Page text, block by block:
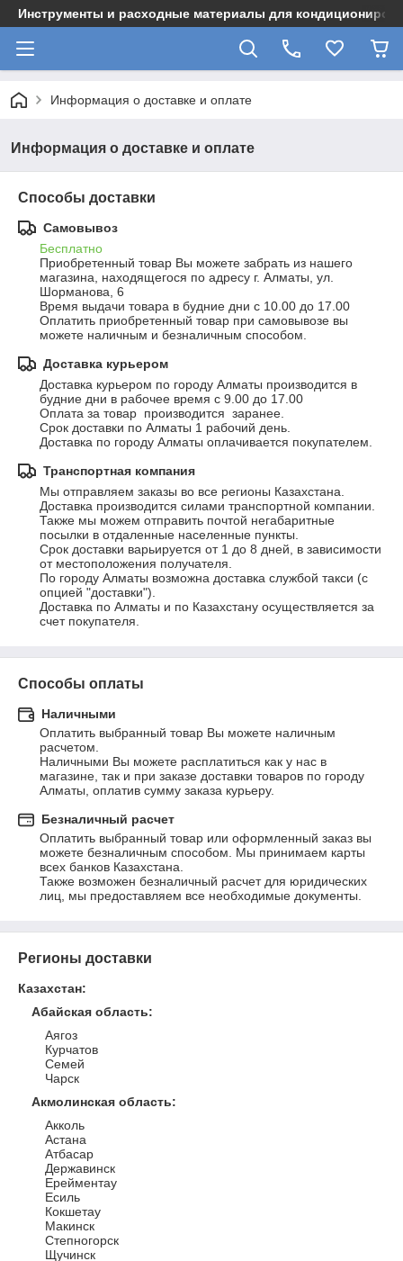
Инструменты и расходные материалы для
Информация о доставке и оплате
Информация о доставке и оплате
Способы доставки
Самовывоз
Бесплатно
Приобретенный товар Вы можете забрать из нашего
магазина, находящегося по адресу г. Алматы, ул.
Шорманова, 6
Время выдачи товара в будние дни с 10.00 до 17.00
Оплатить приобретенный товар при самовывозе вы
можете наличным и безналичным способом.
Доставка курьером
Доставка курьером по городу Алматы производится в
будние дни в рабочее время с 9.00 до 17.00
Оплата за товар  производится  заранее.
Срок доставки по Алматы 1 рабочий день.
Доставка по городу Алматы оплачивается покупателем.
Транспортная компания
Мы отправляем заказы во все регионы Казахстана.
Доставка производится силами транспортной компании.
Также мы можем отправить почтой негабаритные
посылки в отдаленные населенные пункты.
Срок доставки варьируется от 1 до 8 дней, в зависимости
от местоположения получателя.
По городу Алматы возможна доставка службой такси (с
опцией "доставки").
Доставка по Алматы и по Казахстану осуществляется за
счет покупателя.
Способы оплаты
Наличными
Оплатить выбранный товар Вы можете наличным
расчетом.
Наличными Вы можете расплатиться как у нас в
магазине, так и при заказе доставки товаров по городу
Алматы, оплатив сумму заказа курьеру.
Безналичный расчет
Оплатить выбранный товар или оформленный заказ вы
можете безналичным способом. Мы принимаем карты
всех банков Казахстана.
Также возможен безналичный расчет для юридических
лиц, мы предоставляем все необходимые документы.
Регионы доставки
Казахстан:
Абайская область:
Аягоз
Курчатов
Семей
Чарск
Акмолинская область:
Акколь
Астана
Атбасар
Державинск
Ерейментау
Есиль
Кокшетау
Макинск
Степногорск
Щучинск